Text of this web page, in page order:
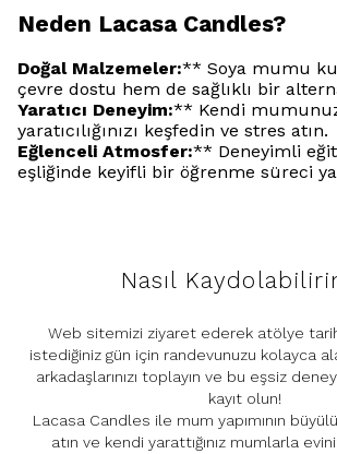
Neden Lacasa Candles?
Doğal Malzemeler:** Soya mumu
çevre dostu hem de sağlıklı bir
Yaratıcı Deneyim:** Kendi
yaratıcılığınızı keşfedin ve stres atın.
Eğlenceli Atmosfer:** Deneyimli
eşliğinde keyifli bir öğrenme süreci
Nasıl
Web sitemizi ziyaret ederek atölye
istediğiniz gün için randevunuzu kolayca
arkadaşlarınızı toplayın ve bu eşsiz
kayıt olun!
Lacasa Candles ile mum yapımının
atın ve kendi yarattığınız mumlarla